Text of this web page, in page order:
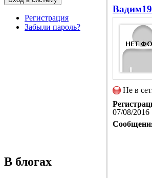
Регистрация
Забыли пароль?
В блогах
Не в
07/08/2016